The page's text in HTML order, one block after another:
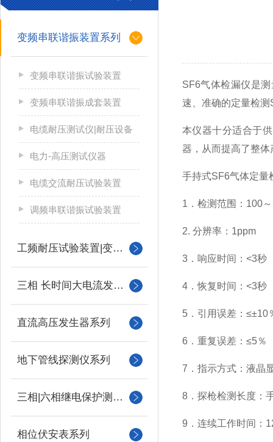
变频串联谐振装置系列
变频串联谐振试验装置
变频串联谐振成套装置
电缆耐压测试仪|耐压设备
电力-高压测试仪器
电缆交流耐压试验装置
调频串联谐振试验装置
工频耐压试验装置|变压器
三相 长时间大电流发生器
直流高压发生器系列
地下管线探测仪系列
三相|六相继电保护测试仪
相位伏安表系列
SF6气体检漏仪是
速、准确的定量检
本仪器十分适合于
器，从而提高了整体
手持式SF6气体定量
1．检测范围：100
2. 分辨率：1ppm
3．响应时间：<3秒
4．恢复时间：<3秒
5．引用误差：≤±10
6．重复误差：≤5％
7．指示方式：液晶
8．探枪检测长度：
9．连续工作时间：